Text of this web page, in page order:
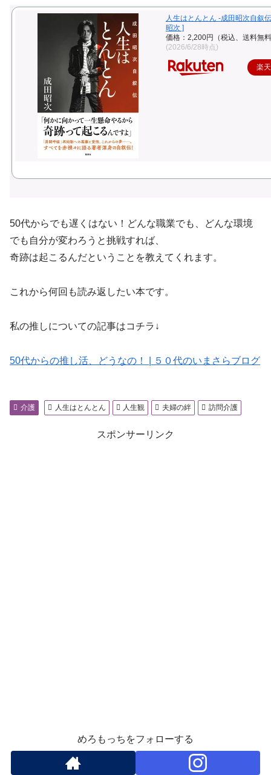
人生はとんとん -成田昭次自叙
昭次 ]
価格：2,200円（税込、送料無
(2026/6/28時点)
楽
50代からでも遅くはない！どんな職業でも、どんな環境
でも自分が変わろうと挑戦すれば、
奇跡は起こるんだということを教えてくれます。
これから何回も読み返したい本です。
私の推しについての記事はコチラ↓
50代からの推し活、どうなの！ | ５０代のいまさらブログ
介護 人生はとんとん 人生観 夫婦の絆 訪問介護
スポンサーリンク
めろもっちをフォローする